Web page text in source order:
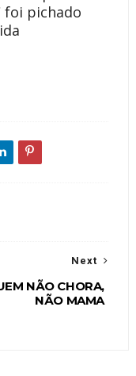
foi pichado
Next
NÃO CHORA,
NÃO MAMA